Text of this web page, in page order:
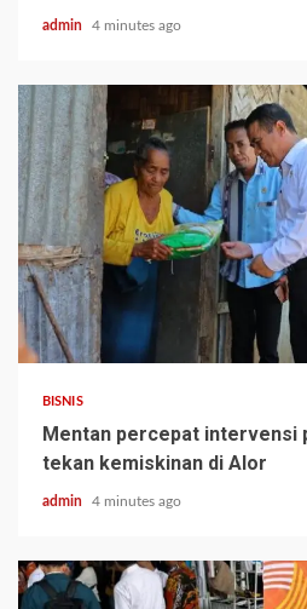
admin 4 minutes ago
BISNIS
Mentan percepat intervensi
tekan kemiskinan di Alor
admin 4 minutes ago